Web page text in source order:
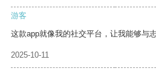
游客
这款app就像我的社交平台，让我能够与
2025-10-11